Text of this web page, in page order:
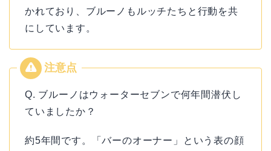
かれており、ブルーノもルッチたちと行動を共
にしています。
Q. ブルーノはウォーターセブンで何年間潜伏し
ていましたか？
約5年間です。「バーのオーナー」という表の顔